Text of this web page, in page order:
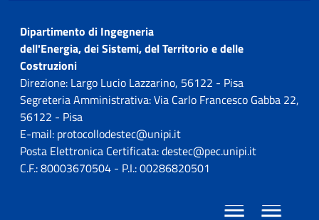
Dipartimento di Ingegneria
dell'Energia, dei Sistemi, del Territorio e delle
Costruzioni
Direzione: Largo Lucio Lazzarino, 56122 - Pisa
Segreteria Amministrativa: Via Carlo Francesco Gabba 22,
56122 - Pisa
E-mail: protocollodestec@unipi.it
Posta Elettronica Certificata: destec@pec.unipi.it
C.F.: 80003670504 - P.I.: 00286820501